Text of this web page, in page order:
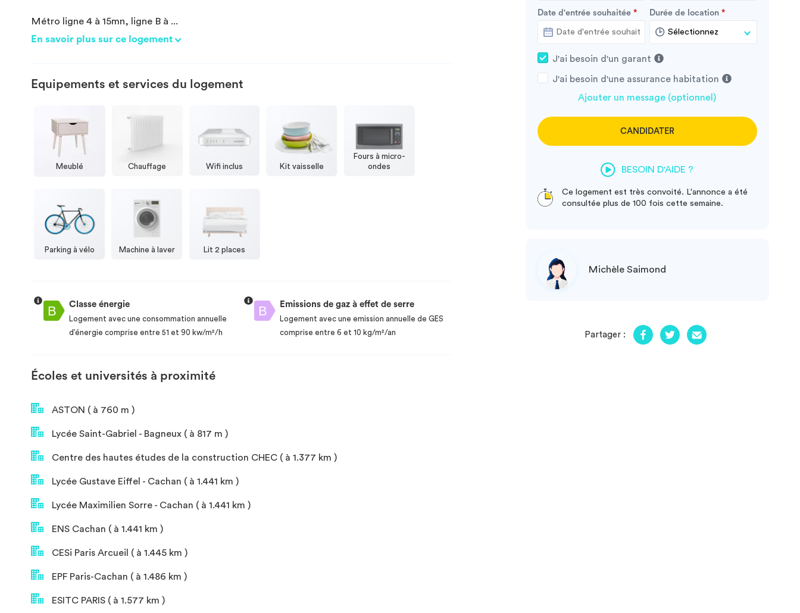
Métro ligne 4 à 15mn, ligne B à ...
En savoir plus sur ce logement
Equipements et services du logement
Meublé Chauffage Wifi inclus Kit vaisselle
Fours à micro-
ondes
Parking à vélo Machine à laver Lit 2 places
Classe énergie
Logement avec une consommation annuelle
d’énergie comprise entre 51 et 90 kw/m²/h
Emissions de gaz à effet de serre
Logement avec une emission annuelle de GES
comprise entre 6 et 10 kg/m²/an
Écoles et universités à proximité
ASTON ( à 760 m )
Lycée Saint-Gabriel - Bagneux ( à 817 m )
Centre des hautes études de la construction CHEC ( à 1.377 km )
Lycée Gustave Eiffel - Cachan ( à 1.441 km )
Lycée Maximilien Sorre - Cachan ( à 1.441 km )
ENS Cachan ( à 1.441 km )
CESi Paris Arcueil ( à 1.445 km )
EPF Paris-Cachan ( à 1.486 km )
ESITC PARIS ( à 1.577 km )
Date d'entrée souhaitée Durée de location
J'ai besoin d'un garant
J'ai besoin d'une assurance habitation
Ajouter un message (optionnel)
CANDIDATER
BESOIN D'AIDE ?
Ce logement est très convoité. L'annonce a été
consultée plus de 100 fois cette semaine.
Michèle Saimond
Partager :